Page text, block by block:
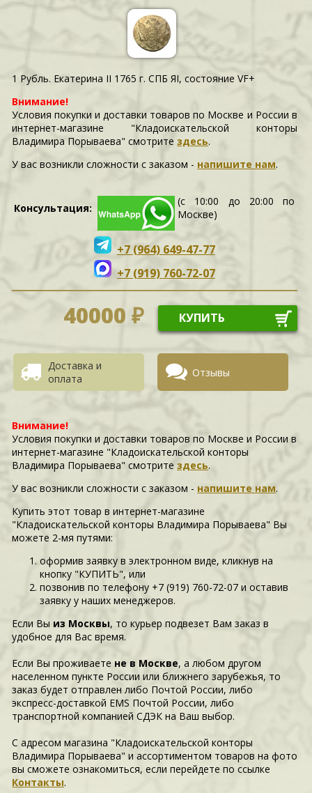
1 Рубль. Екатерина II 1765 г. СПБ ЯI, состояние VF+
Внимание!
Условия покупки и доставки товаров по Москве и России в
интернет-магазине "Кладоискательской конторы
Владимира Порываева" смотритездесь.
У вас возникли сложности c заказом - напишите нам.
Консультация:
(с 10:00 до 20:00 по
Москве)
+7 (964) 649-47-77
+7 (919) 760-72-07
40000 ₽ КУПИТЬ
Доставка и
оплата
Отзывы
Внимание!
Условия покупки и доставки товаров по Москве и России в
интернет-магазине "Кладоискательской конторы
Владимира Порываева" смотритездесь.
У вас возникли сложности c заказом - напишите нам.
Купить этот товар в интернет-магазине
"Кладоискательской конторы Владимира Порываева" Вы
можете 2-мя путями:
оформив заявку в электронном виде, кликнув на
кнопку "КУПИТЬ", или
позвонив по телефону +7 (919) 760-72-07 и оставив
заявку у наших менеджеров.
Если Вы из Москвы, то курьер подвезет Вам заказ в
удобное для Вас время.
Если Вы проживаете не в Москве, а любом другом
населенном пункте России или ближнего зарубежья, то
заказ будет отправлен либо Почтой России, либо
экспресс-доставкой EMS Почтой России, либо
транспортной компанией СДЭК на Ваш выбор.
С адресом магазина "Кладоискательской конторы
Владимира Порываева" и ассортиментом товаров на фото
вы сможете ознакомиться, если перейдете по ссылке
Контакты.